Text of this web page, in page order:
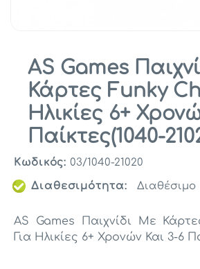
AS Games
Κάρτες Funky
Ηλικίες 6+
Παίκτες(1040-
Κωδικός: 03/1040-21020
Διαθεσιμότητα:
Διαθέσιμο
AS Games Παιχνίδι Με
Για Ηλικίες 6+ Χρονών Και 3-6